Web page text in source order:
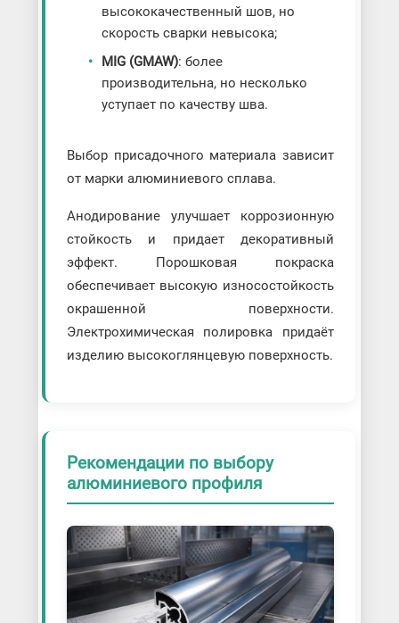
высококачественный шов, но
скорость сварки невысока;
MIG (GMAW): более
производительна, но несколько
уступает по качеству шва.
Выбор присадочного материала зависит
от марки алюминиевого сплава.
Анодирование улучшает коррозионную
стойкость и придает декоративный
эффект. Порошковая покраска
обеспечивает высокую износостойкость
окрашенной поверхности.
Электрохимическая полировка придаёт
изделию высокоглянцевую поверхность.
Рекомендации по выбору
алюминиевого профиля